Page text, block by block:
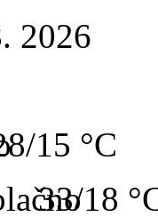
2026
15 °C
33/18